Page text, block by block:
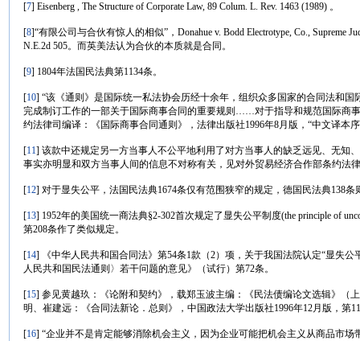
[7] Eisenberg , The Structure of Corporate Law, 89 Colum. L. Rev. 1463 (1989) 。
[8]“有限公司与合伙有惊人的相似”，Donahue v. Bodd Electrotype, Co., Supreme
N.E.2d 505。而英美法认为合伙的本质就是合同。
[9] 1804年法国民法典第1134条。
[10] “该《通则》是国际统一私法协会历经十余年，组织众多国家的合同法和
完成制订工作的一部关于国际商事合同的重要规则……对于指导和规范国际商
约法律司编译：《国际商事合同通则》，法律出版社1996年8月版，“中文译本
[11] 该款中还规定另一方当事人不公平地利用了对方当事人的缺乏远见、无知
事实亦明显和双方当事人间的信息不对称有关，见对外贸易经济合作部条约法
[12] 对于显失公平，法国民法典1674条仅有范围狭窄的规定，德国民法典138
[13] 1952年的美国统一商法典§2-302首次规定了显失公平制度(the principle of
第208条作了类似规定。
[14] 《中华人民共和国合同法》第54条1款（2）项，关于我国法院认定“显失
人民共和国民法通则〉若干问题的意见》（试行）第72条。
[15] 参见黄越玖：《论附和契约》，载郑玉波主编：《民法债编论文选辑》（
明、崔建远：《合同法新论．总则》，中国政法大学出版社1996年12月版，第
[16] “企业并不是肯定能够消除机会主义，因为企业可能把机会主义从商品市